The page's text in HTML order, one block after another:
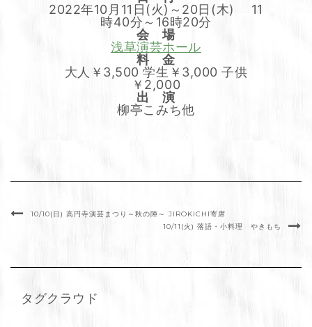
2022年10月11日(火)～20日(木) 11
時40分～16時20分
会 場
浅草演芸ホール
料 金
大人￥3,500 学生￥3,000 子供
￥2,000
出 演
柳亭こみち他
10/10(日) 高円寺演芸まつり～秋の陣～ JIROKICHI寄席
10/11(火) 落語・小料理 やきもち
タグクラウド